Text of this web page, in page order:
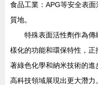
食品工業：APG等安全表
質地。
特殊表面活性劑作為
樣化的功能和環保特性，
著綠色化學和納米技術的
高科技領域展現出更大潛力。